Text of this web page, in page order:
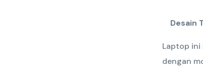
Desain
Laptop ini
dengan